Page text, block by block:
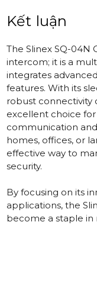
Kết luận
TheSlinex SQ-04N
intercom; it is a
integrates
features. With its
robust connectivity
excellent choice
communication
homes, offices, or
effective way to
security.
By focusing on its
applications, the
become a staple in